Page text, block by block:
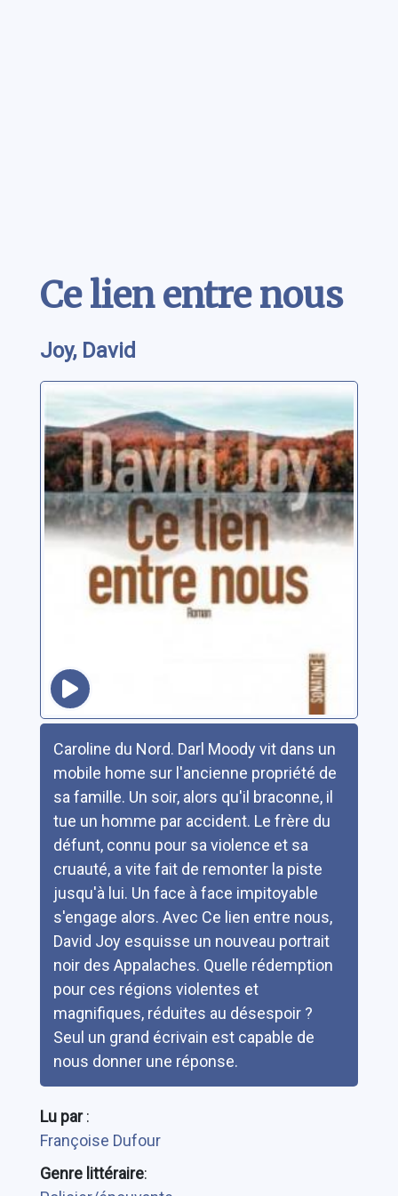
Ce lien entre nous
Joy, David
Caroline du Nord. Darl Moody vit dans un
mobile home sur l'ancienne propriété de
sa famille. Un soir, alors qu'il braconne, il
tue un homme par accident. Le frère du
défunt, connu pour sa violence et sa
cruauté, a vite fait de remonter la piste
jusqu'à lui. Un face à face impitoyable
s'engage alors. Avec Ce lien entre nous,
David Joy esquisse un nouveau portrait
noir des Appalaches. Quelle rédemption
pour ces régions violentes et
magnifiques, réduites au désespoir ?
Seul un grand écrivain est capable de
nous donner une réponse.
Lu par:
Françoise Dufour
Genre littéraire: